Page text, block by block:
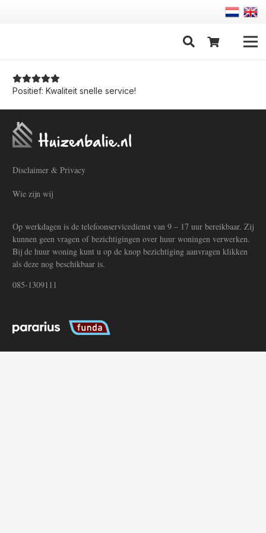
Positief: Kwaliteit snelle service!
Disclaimer & Privacy
Wie zijn wij
Op werkdagen is de telefoonservicedienst van 9 – 17 uur bereikbaar. Zij
kunnen geen vragen of bezichtigingen over huur woningen verwerken.
Bij de huur woning kunt u op de knop bezichtiging aanvragen klikken
als deze nog beschikbaar is.
085-1309111